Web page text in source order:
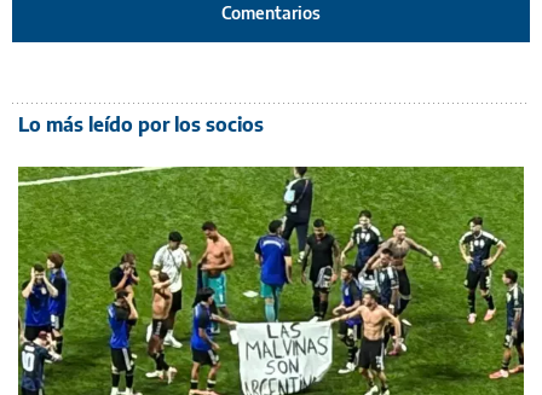
Comentarios
Lo más leído por los socios